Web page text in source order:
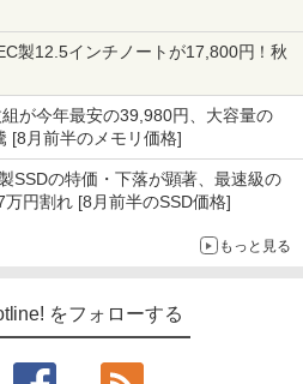
製12.5インチノートが17,800円！秋
が今年最安の39,980円、大容量の
[8月前半のメモリ価格]
SSDの特価・下落が顕著、最速級の
万円割れ [8月前半のSSD価格]
もっと見る
をフォローする